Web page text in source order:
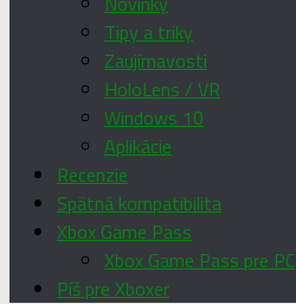
Tipy a triky
Zaujímavosti
HoloLens / VR
Windows 10
Aplikácie
Recenzie
Spätná kompatibilita
Xbox Game Pass
Xbox Game Pass pre PC
Píš pre Xboxer